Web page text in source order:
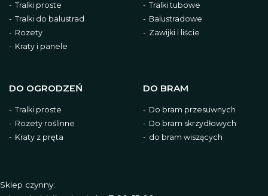
Tralki proste
Tralki do balustrad
Rozety
Kraty i panele
Tralki tubowe
Balustradowe
Zawijki i liście
DO OGRODZEŃ
Tralki proste
Rozety roślinne
Kraty z pręta
DO BRAM
Do bram przesuwnych
Do bram skrzydłowych
do bram wiszących
Sklep czynny: